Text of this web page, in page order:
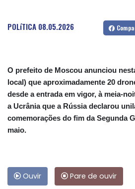
POLíTICA 08.05.2026
O prefeito de Moscou anunciou
local) que aproximadamente 20
desde a entrada em vigor, à meia-
a Ucrânia que a Rússia declarou
comemorações do fim da Segunda
maio.
Ouvir Pare de ouvir